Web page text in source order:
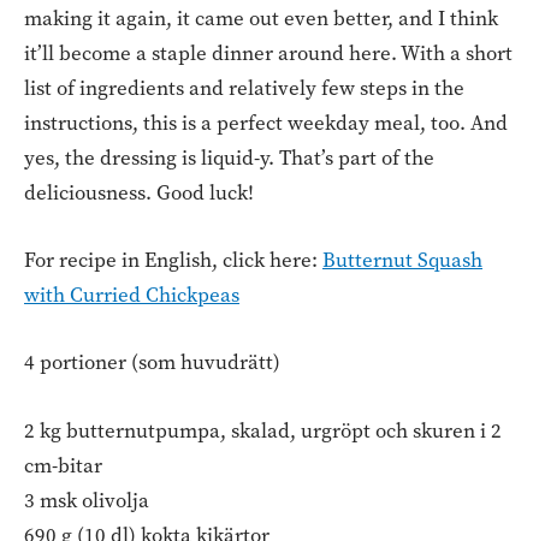
making it again, it came out even better, and I think
it’ll become a staple dinner around here. With a short
list of ingredients and relatively few steps in the
instructions, this is a perfect weekday meal, too. And
yes, the dressing is liquid-y. That’s part of the
deliciousness. Good luck!
For recipe in English, click here: Butternut Squash
with Curried Chickpeas
4 portioner (som huvudrätt)
2 kg butternutpumpa, skalad, urgröpt och skuren i 2
cm-bitar
3 msk olivolja
690 g (10 dl) kokta kikärtor